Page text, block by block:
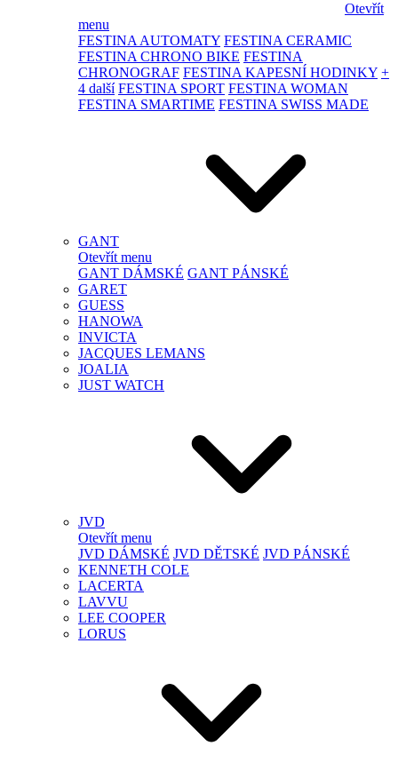
Otevřít
menu
FESTINA AUTOMATY FESTINA CERAMIC
FESTINA CHRONO BIKE FESTINA
CHRONOGRAF FESTINA KAPESNÍ HODINKY +
4 další FESTINA SPORT FESTINA WOMAN
FESTINA SMARTIME FESTINA SWISS MADE
GANT
Otevřít menu
GANT DÁMSKÉ GANT PÁNSKÉ
GARET
GUESS
HANOWA
INVICTA
JACQUES LEMANS
JOALIA
JUST WATCH
JVD
Otevřít menu
JVD DÁMSKÉ JVD DĚTSKÉ JVD PÁNSKÉ
KENNETH COLE
LACERTA
LAVVU
LEE COOPER
LORUS